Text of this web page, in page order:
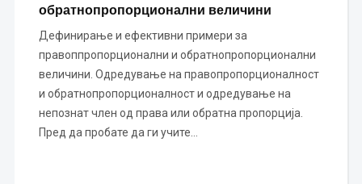
обратнопропорционални величини
Дефинирање и ефективни примери за
правоппропорционални и обратнопропорционални
величини. Одредување на правопропорционалност
и обратнопропорционалност и одредување на
непознат член од права или обратна пропорција.
Пред да пробате да ги учите…